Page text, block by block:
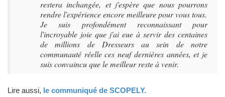
restera inchangée, et j'espère que nous pourrons
rendre l'expérience encore meilleure pour vous tous.
Je suis profondément reconnaissant pour
l'incroyable joie que j'ai eue à servir des centaines
de millions de Dresseurs au sein de notre
communauté réelle ces neuf dernières années, et je
suis convaincu que le meilleur reste à venir.
Lire aussi, le communiqué de SCOPELY.